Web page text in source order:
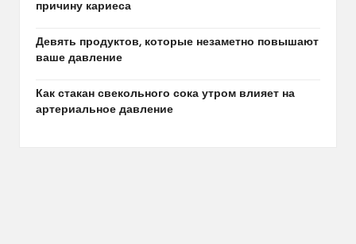
причину кариеса
Девять продуктов, которые незаметно повышают
ваше давление
Как стакан свекольного сока утром влияет на
артериальное давление